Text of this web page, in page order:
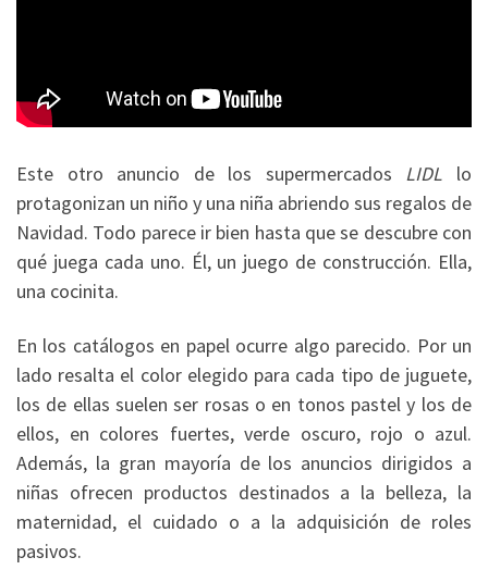
Este otro anuncio de los supermercados LIDL lo
protagonizan un niño y una niña abriendo sus regalos de
Navidad. Todo parece ir bien hasta que se descubre con
qué juega cada uno. Él, un juego de construcción. Ella,
una cocinita.
En los catálogos en papel ocurre algo parecido. Por un
lado resalta el color elegido para cada tipo de juguete,
los de ellas suelen ser rosas o en tonos pastel y los de
ellos, en colores fuertes, verde oscuro, rojo o azul.
Además, la gran mayoría de los anuncios dirigidos a
niñas ofrecen productos destinados a la belleza, la
maternidad, el cuidado o a la adquisición de roles
pasivos.